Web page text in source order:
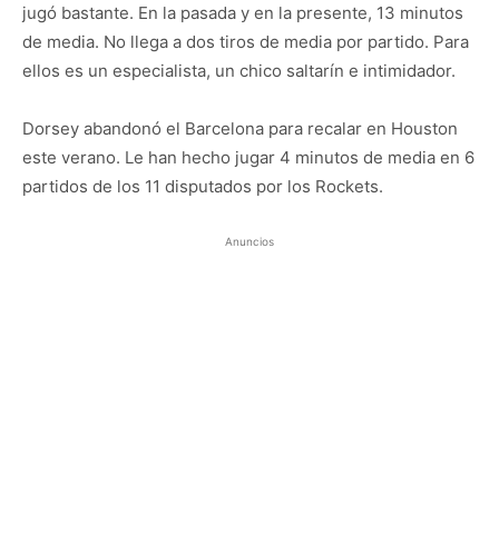
jugó bastante. En la pasada y en la presente, 13 minutos
de media. No llega a dos tiros de media por partido. Para
ellos es un especialista, un chico saltarín e intimidador.
Dorsey abandonó el Barcelona para recalar en Houston
este verano. Le han hecho jugar 4 minutos de media en 6
partidos de los 11 disputados por los Rockets.
Anuncios